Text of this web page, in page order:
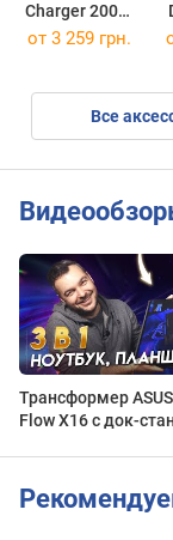
Charger 200W
6 Ports GaN
от 3 259 грн.
Все
Трансформер ASUS
Flow X16 с док-
году